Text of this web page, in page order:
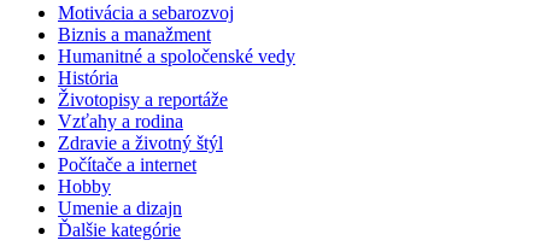
Motivácia a sebarozvoj
Biznis a manažment
Humanitné a spoločenské vedy
História
Životopisy a reportáže
Vzťahy a rodina
Zdravie a životný štýl
Počítače a internet
Hobby
Umenie a dizajn
Ďalšie kategórie